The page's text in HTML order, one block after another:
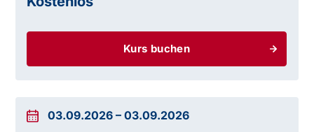
Kurs buchen
03.09.2026 –03.09.2026